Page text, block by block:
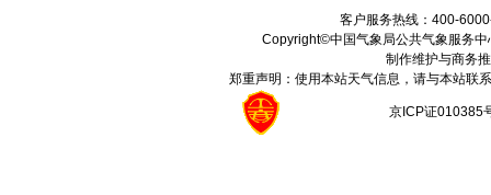
客户服务热线：400-
Copyright©中国气象局公共气象服务
制作维护与商务
郑重声明：使用本站天气信息，请与本站联
京ICP证010385